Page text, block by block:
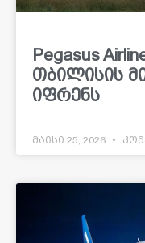
Pegasus
თბილისის
იფრენს
მაისი 25, 2026